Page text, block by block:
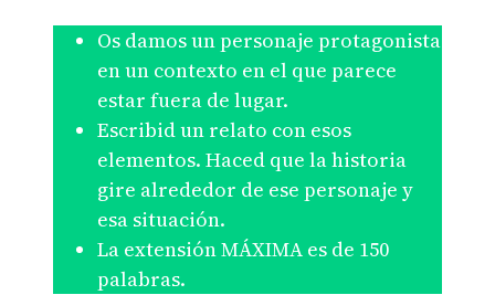
Os damos un personaje protagonista
en un contexto en el que parece
estar fuera de lugar.
Escribid un relato con esos
elementos. Haced que la historia
gire alrededor de ese personaje y
esa situación.
La extensión MÁXIMA es de 150
palabras.